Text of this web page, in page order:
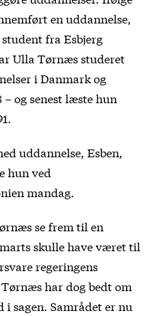
en uddannelse,
fra Esbjerg
Ulla Tørnæs studeret
i Danmark og
og senest læste hun
uddannelse, Esben,
hun ved
mandag.
se frem til en
skulle have været til
regeringens
har dog bedt om
sagen. Samrådet er nu